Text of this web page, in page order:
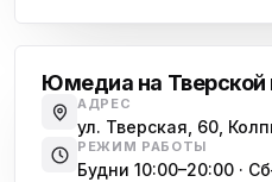
Юмедиа на Тверской
АДРЕС
ул. Тверская, 60,
РЕЖИМ РАБОТЫ
Будни 10:00–20:00 ·